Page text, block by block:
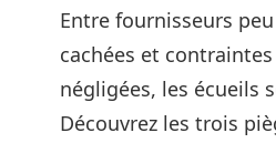
Entre fournisseurs
cachées et
négligées, les écueils
Découvrez les trois